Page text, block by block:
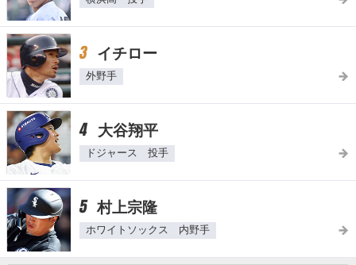
3 イチロー
外野手
4 大谷翔平
ドジャース 投手
5 村上宗隆
ホワイトソックス 内野手